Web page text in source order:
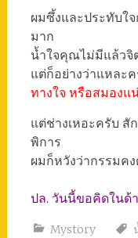
ผมซึ้งและประทับใ
มาก
น้ำใจคุณไม่มีแล้วจิ
แต่ก็อย่างว่าแหละ
ทางใจ หรือสมองแ
แต่ช่างเหอะครับ สั
พิการ
ผมก็หวังว่ากรรมค
ปล. วันนี้ขอคิดในด้
Mystory